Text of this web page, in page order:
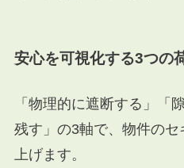
安心を可視化する3つの
「物理的に遮断する」「
残す」の3軸で、物件のセ
上げます。